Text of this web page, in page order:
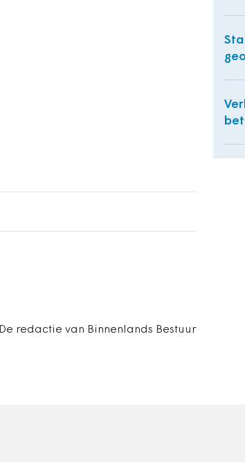
De redactie van Binnenlands Bestuur